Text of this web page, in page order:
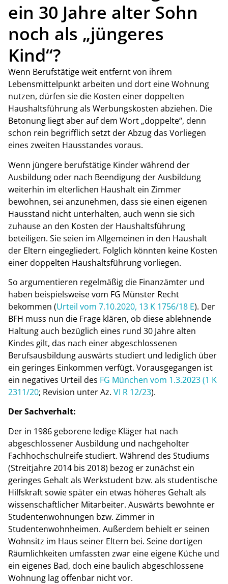
ein 30 Jahre alter Sohn
noch als „jüngeres
Kind“?
Wenn Berufstätige weit entfernt von ihrem
Lebensmittelpunkt arbeiten und dort eine Wohnung
nutzen, dürfen sie die Kosten einer doppelten
Haushaltsführung als Werbungskosten abziehen. Die
Betonung liegt aber auf dem Wort „doppelte“, denn
schon rein begrifflich setzt der Abzug das Vorliegen
eines zweiten Hausstandes voraus.
Wenn jüngere berufstätige Kinder während der
Ausbildung oder nach Beendigung der Ausbildung
weiterhin im elterlichen Haushalt ein Zimmer
bewohnen, sei anzunehmen, dass sie einen eigenen
Hausstand nicht unterhalten, auch wenn sie sich
zuhause an den Kosten der Haushaltsführung
beteiligen. Sie seien im Allgemeinen in den Haushalt
der Eltern eingegliedert. Folglich könnten keine Kosten
einer doppelten Haushaltsführung vorliegen.
So argumentieren regelmäßig die Finanzämter und
haben beispielsweise vom FG Münster Recht
bekommen (Urteil vom 7.10.2020, 13 K 1756/18 E). Der
BFH muss nun die Frage klären, ob diese ablehnende
Haltung auch bezüglich eines rund 30 Jahre alten
Kindes gilt, das nach einer abgeschlossenen
Berufsausbildung auswärts studiert und lediglich über
ein geringes Einkommen verfügt. Vorausgegangen ist
ein negatives Urteil des FG München vom 1.3.2023 (1 K
2311/20; Revision unter Az. VI R 12/23).
Der Sachverhalt:
Der in 1986 geborene ledige Kläger hat nach
abgeschlossener Ausbildung und nachgeholter
Fachhochschulreife studiert. Während des Studiums
(Streitjahre 2014 bis 2018) bezog er zunächst ein
geringes Gehalt als Werkstudent bzw. als studentische
Hilfskraft sowie später ein etwas höheres Gehalt als
wissenschaftlicher Mitarbeiter. Auswärts bewohnte er
Studentenwohnungen bzw. Zimmer in
Studentenwohnheimen. Außerdem behielt er seinen
Wohnsitz im Haus seiner Eltern bei. Seine dortigen
Räumlichkeiten umfassten zwar eine eigene Küche und
ein eigenes Bad, doch eine baulich abgeschlossene
Wohnung lag offenbar nicht vor.